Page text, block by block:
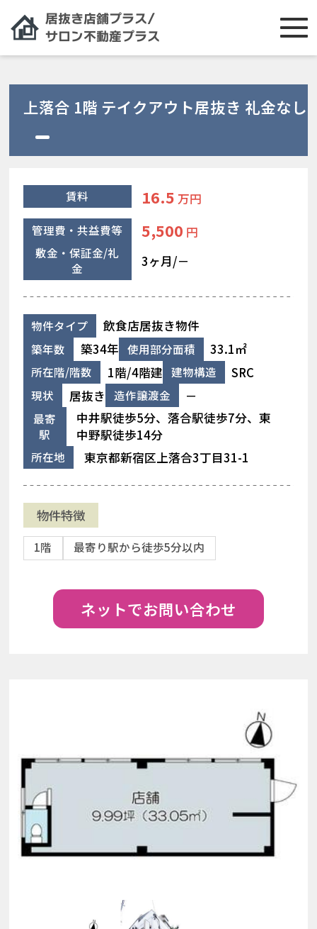
上落合 1階 テイクアウト居抜き 礼金なし
賃料 16.5 万円
管理費・共益費等 5,500 円
敷金・保証金/礼
金
3ヶ月/－
物件タイプ 飲食店居抜き物件
築年数 築34年 使用部分面積 33.1㎡
所在階/階数 1階/4階建 建物構造 SRC
現状 居抜き 造作譲渡金 －
最寄
駅
中井駅徒歩5分、落合駅徒歩7分、東
中野駅徒歩14分
所在地 東京都新宿区上落合3丁目31-1
物件特徴
1階 最寄り駅から徒歩5分以内
ネットでお問い合わせ